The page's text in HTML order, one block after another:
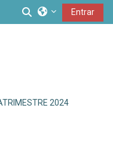
ConmutarEntrar
2024